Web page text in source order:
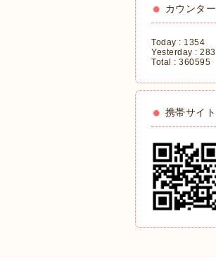
カウンター
Today : 1354
Yesterday : 283
Total : 360595
携帯サイト